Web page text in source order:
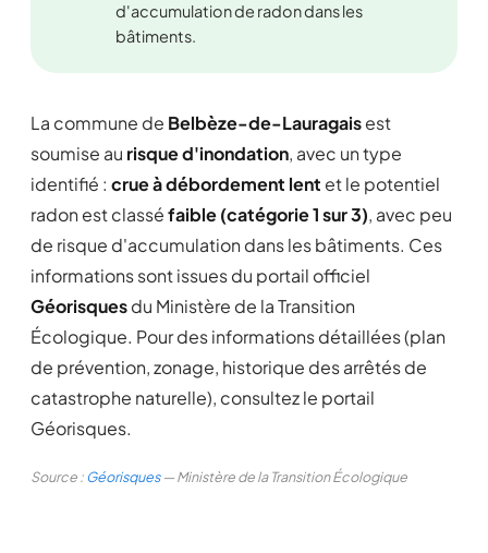
d'accumulation de radon dans les
bâtiments.
La commune de Belbèze-de-Lauragaisest
soumise au risque d'inondation, avec un type
identifié : crue à débordement lent et le potentiel
radon est classéfaible (catégorie 1 sur 3), avec peu
de risque d'accumulation dans les bâtiments. Ces
informations sont issues du portail officiel
Géorisquesdu Ministère de la Transition
Écologique. Pour des informations détaillées (plan
de prévention, zonage, historique des arrêtés de
catastrophe naturelle), consultez le portail
Géorisques.
Source :Géorisques— Ministère de la Transition Écologique